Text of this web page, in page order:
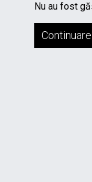
Nu au fost
Continuare